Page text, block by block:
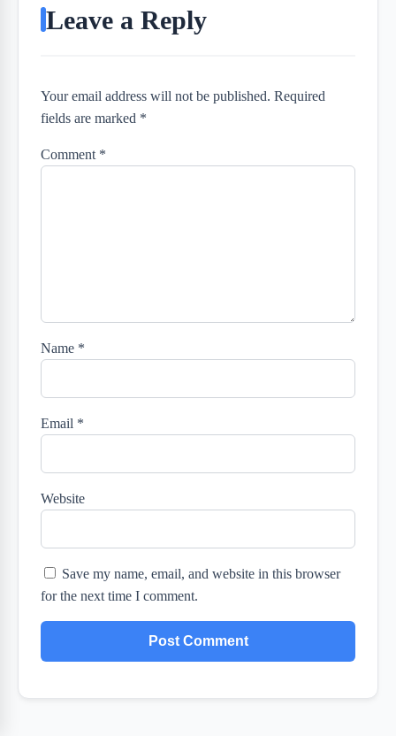
Leave a Reply
Your email address will not be published. Required
fields are marked *
Comment *
Name *
Email *
Website
Save my name, email, and website in this browser
for the next time I comment.